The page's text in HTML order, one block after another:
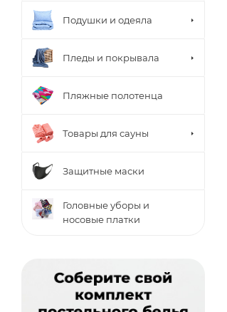
Подушки и одеяла
Пледы и покрывала
Пляжные полотенца
Товары для сауны
Защитные маски
Головные уборы и
носовые платки